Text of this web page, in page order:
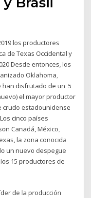
los productores
de Texas Occidental y
Desde entonces, los
Oklahoma,
han disfrutado de un 5
el mayor productor
crudo estadounidense
cinco países
Canadá, México,
la zona conocida
un nuevo despegue
15 productores de
de la producción